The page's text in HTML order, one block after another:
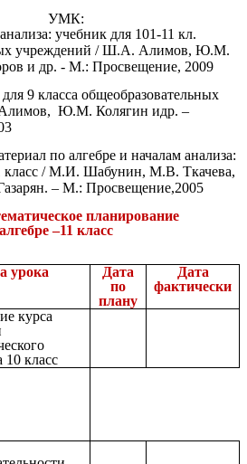
УМК:
учебник для 101-11 кл.
учреждений / Ш.А. Алимов, Ю.М.
и др. - М.: Просвещение, 2009
9 класса общеобразовательных
Ю.М. Колягин идр. –
по алгебре и началам анализа:
класс / М.И. Шабунин, М.В. Ткачева,
– М.: Просвещение,2005
планирование
–11 класс
урока
Дата
по
плану
Дата
фактически
курса
10 класс